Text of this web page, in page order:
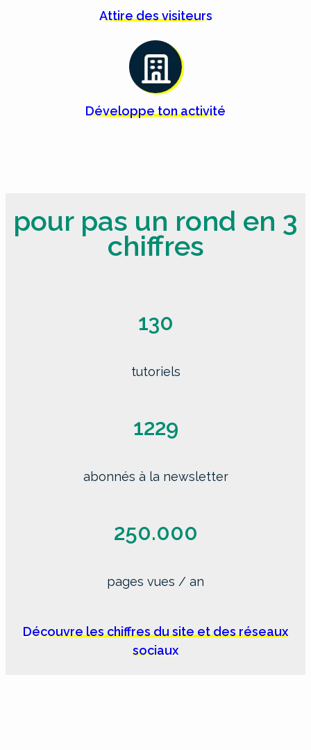
Attire desvisiteurs
Développe tonactivité
pour pas un rond en 3
chiffres
130
tutoriels
1229
abonnés à la newsletter
250.000
pages vues / an
Découvre les chiffres du site et des réseaux
sociaux